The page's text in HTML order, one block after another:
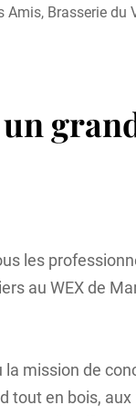
les
au WEX de
mission de
tout en bois,